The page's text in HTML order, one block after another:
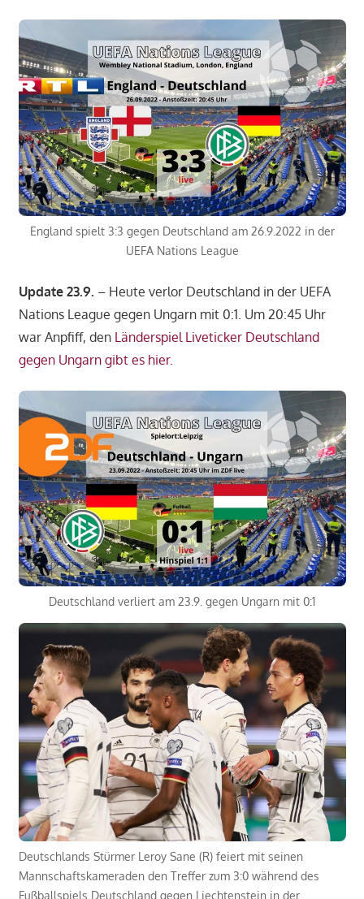
England spielt 3:3 gegen Deutschland am 26.9.2022 in der
UEFA Nations League
Update 23.9. – Heute verlor Deutschland in der UEFA
Nations League gegen Ungarn mit 0:1. Um 20:45 Uhr
war Anpfiff, den Länderspiel Liveticker Deutschland
gegen Ungarn gibt es hier.
Deutschland verliert am 23.9. gegen Ungarn mit 0:1
Deutschlands Stürmer Leroy Sane (R) feiert mit seinen
Mannschaftskameraden den Treffer zum 3:0 während des
Fußballspiels Deutschland gegen Liechtenstein in der